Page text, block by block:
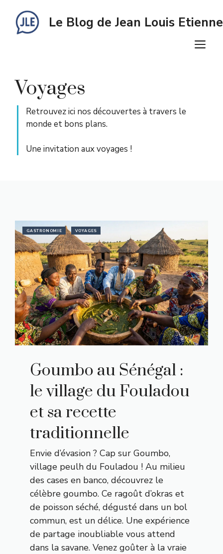
contenu
Le Blog de Jean Louis Etienne
Voyages
Retrouvez ici nos découvertes à travers le
monde et bons plans.
Une invitation aux voyages !
GASTRONOMIE VOYAGES
Goumbo au Sénégal :
le village du Fouladou
et sa recette
traditionnelle
Envie d’évasion ? Cap sur Goumbo,
village peulh du Fouladou ! Au milieu
des cases en banco, découvrez le
célèbre goumbo. Ce ragoût d’okras et
de poisson séché, dégusté dans un bol
commun, est un délice. Une expérience
de partage inoubliable vous attend
dans la savane. Venez goûter à la vraie